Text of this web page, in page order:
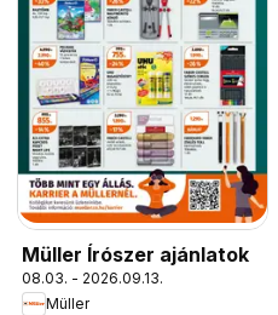
Müller Írószer ajánlatok
08.03. - 2026.09.13.
Müller